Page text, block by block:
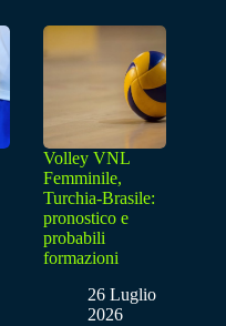
Volley VNL
Femminile,
Turchia-Brasile:
pronostico e
probabili
formazioni
26 Luglio
2026